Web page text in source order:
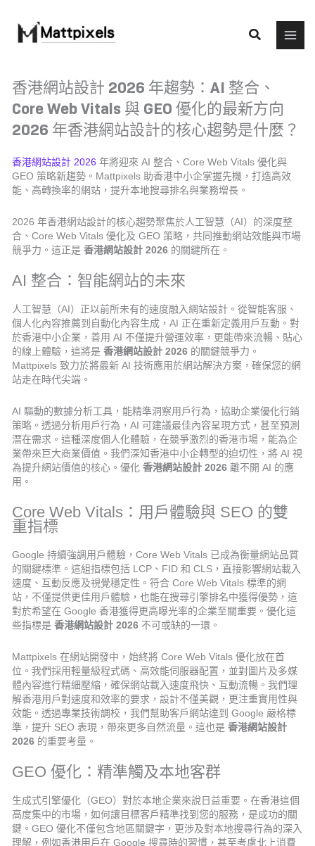
content
Search
香港網站設計 2026 年趨勢：AI 整合、
Core Web Vitals 與 GEO 優化的最新方向
2026 年香港網站設計的核心趨勢是什麼？
香港網站設計 2026 年將迎來 AI 整合、Core Web Vitals 優化與
GEO 策略新趨勢。Mattpixels 助香港中小企掌握先機，打造高效
能、高轉換率的網站，提升本地搜尋排名與業務增長。
2026 年香港網站設計的核心趨勢聚焦於人工智慧（AI）的深度整
合、Core Web Vitals 優化及 GEO 策略，共同推動網站效能與市場
競爭力。這正是香港網站設計 2026 的關鍵所在。
AI 整合：智能網站的未來
人工智慧（AI）正以前所未有的速度融入網站設計。從智能客服、
個人化內容推薦到自動化內容生成，AI 正在重新定義用戶互動。對
於香港中小企業，善用 AI 不僅提升營運效率，更能帶來流暢、貼心
的線上體驗，這將是香港網站設計 2026 的關鍵競爭力。
Mattpixels 致力於將最新 AI 技術應用於網站解決方案，確保您的網
站走在時代尖端。
AI 驅動的數據分析工具，能精準洞察用戶行為，協助企業優化行銷
策略。透過分析用戶行為，AI 可建議最佳內容呈現方式，甚至預測
潛在需求。這種深度個人化體驗，在競爭激烈的香港市場，能為企
業帶來巨大商業價值。我們深知香港中小企轉型的迫切性，將 AI 視
為提升網站價值的核心。優化香港網站設計 2026 離不開 AI 的應
用。
Core Web Vitals：用戶體驗與 SEO 的雙
重指標
Google 持續強調用戶體驗，Core Web Vitals 已成為衡量網站品質
的關鍵標準。這組指標包括 LCP、FID 和 CLS，直接影響網站載入
速度、互動反應及視覺穩定性。符合 Core Web Vitals 標準的網
站，不僅提供更佳用戶體驗，也能在搜尋引擎排名中獲得優勢，這
對於希望在 Google 香港獲得更高曝光率的企業至關重要。優化這
些指標是香港網站設計 2026 不可或缺的一環。
Mattpixels 在網站開發中，始終將 Core Web Vitals 優化放在首
位。我們採用輕量級程式碼、高效能伺服器配置，並對圖片及多媒
體內容進行精細壓縮，確保網站載入速度飛快、互動流暢。我們理
解香港用戶對速度和效率的要求，設計不僅美觀，更注重實用性與
效能。透過專業技術調校，我們幫助客戶網站達到 Google 嚴格標
準，提升 SEO 表現，帶來更多自然流量。這也是香港網站設計
2026 的重要考量。
GEO 優化：精準觸及本地客群
生成式引擎優化（GEO）對於本地企業來說日益重要。在香港這個
高度集中的市場，如何讓目標客戶精準找到您的服務，是成功的關
鍵。GEO 優化不僅包含地區關鍵字，更涉及對本地搜尋行為的深入
理解，例如香港用戶在 Google 搜尋時的習慣，甚至考慮北上消費